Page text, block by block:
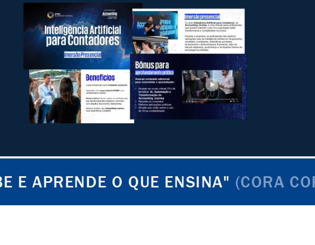
O QUE ENSINA" (CORA CORALINA)